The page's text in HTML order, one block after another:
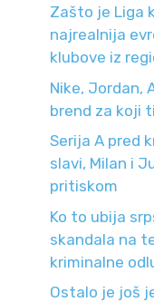
Zašto je Liga
najrealnija
klubove iz
Nike, Jordan,
brend za koji
Serija A pred
slavi, Milan i
pritiskom
Ko to ubija
skandala na
kriminalne
Ostalo je još